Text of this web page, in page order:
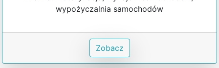
wypożyczalnia samochodów
Zobacz